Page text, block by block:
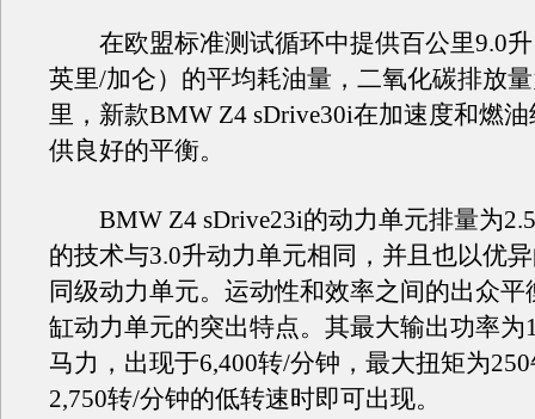
在欧盟标准测试循环中提供百公里9.0升
英里/加仑）的平均耗油量，二氧化碳排放
里，新款BMW Z4 sDrive30i在加速度和燃
供良好的平衡。
BMW Z4 sDrive23i的动力单元排量为
的技术与3.0升动力单元相同，并且也以优
同级动力单元。运动性和效率之间的出众平
缸动力单元的突出特点。其最大输出功率为
马力，出现于6,400转/分钟，最大扭矩为
2,750转/分钟的低转速时即可出现。